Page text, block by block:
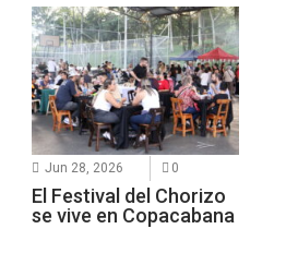
Jun 28, 2026 0
El Festival del Chorizo
se vive en Copacabana